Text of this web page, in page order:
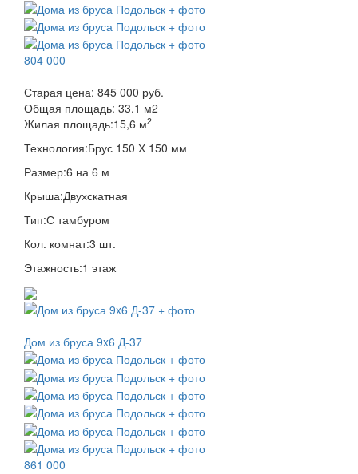
804 000
Старая цена: 845 000 руб.
Общая площадь: 33.1 м2
Жилая площадь:15,6 м2
Технология:Брус 150 Х 150 мм
Размер:6 на 6 м
Крыша:Двухскатная
Тип:С тамбуром
Кол. комнат:3 шт.
Этажность:1 этаж
Дом из бруса 9x6 Д-37
861 000